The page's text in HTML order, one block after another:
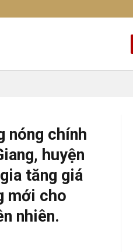
nóng chính
huyện
tăng giá
mới cho
nhiên.